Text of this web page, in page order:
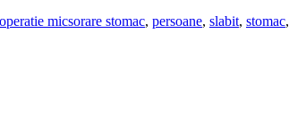
operatie micsorare stomac, persoane, slabit, stomac,